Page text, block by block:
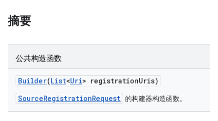
摘要
公共构造函数
Builder(List<Uri> registrationUris)
SourceRegistrationRequest 的构建器构造函数。